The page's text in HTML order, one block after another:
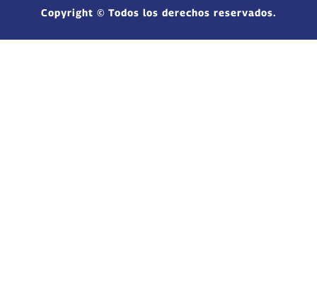
Copyright © Todos los derechos reservados.